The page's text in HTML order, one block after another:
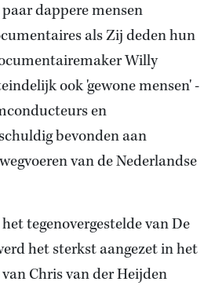
dappere mensen
als Zij deden hun
Willy
ook 'gewone mensen' -
en
bevonden aan
van de Nederlandse
tegenovergestelde van De
het sterkst aangezet in het
Chris van der Heijden